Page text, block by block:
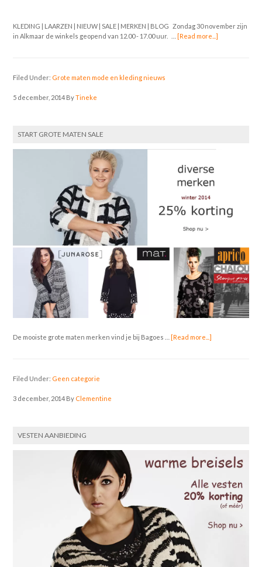
KLEDING | LAARZEN | NIEUW | SALE | MERKEN | BLOG Zondag 30 november zijn
in Alkmaar de winkels geopend van 12.00 - 17.00 uur. …[Read more...]
Filed Under: Grote maten mode en kleding nieuws
5 december, 2014 ByTineke
START GROTE MATEN SALE
De mooiste grote maten merken vind je bij Bagoes …[Read more...]
Filed Under: Geen categorie
3 december, 2014 By Clementine
VESTEN AANBIEDING